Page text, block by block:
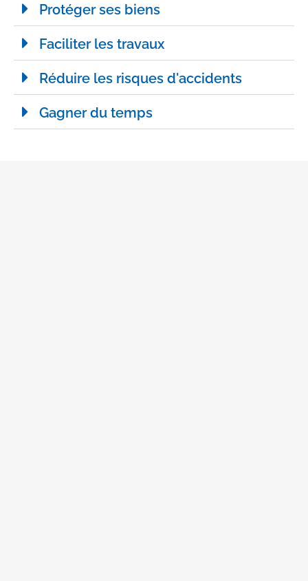
Protéger ses biens
Faciliter les travaux
Réduire les risques d'accidents
Gagner du temps